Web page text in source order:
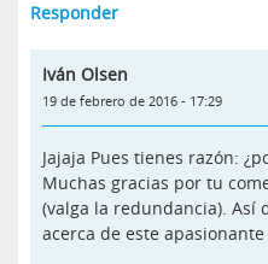
Responder
Iván Olsen
19 de febrero de 2016 - 17:29
Jajaja Pues tienes razón:
Muchas gracias por tu
(valga la redundancia). Así
acerca de este